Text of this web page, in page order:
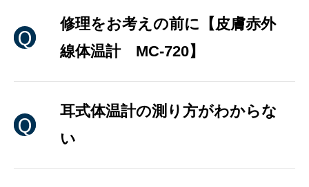
修理をお考えの前に【皮膚赤外
線体温計 MC-720】
耳式体温計の測り方がわからな
い